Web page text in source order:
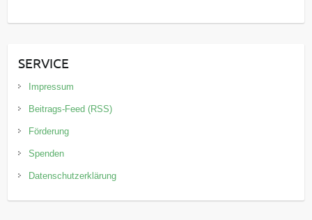
SERVICE
Impressum
Beitrags-Feed (RSS)
Förderung
Spenden
Datenschutzerklärung